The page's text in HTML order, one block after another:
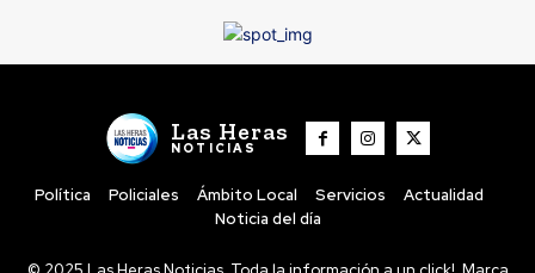
Las Heras
NOTICIAS
Política Policiales Ámbito Local Servicios
Actualidad
Noticia del día